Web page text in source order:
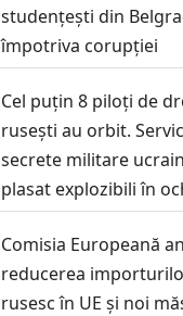
studențești din
împotriva corupției
Cel puțin 8 piloți de
rusești au orbit.
secrete militare
plasat explozibili în
Comisia Europeană
reducerea
rusesc în UE și noi